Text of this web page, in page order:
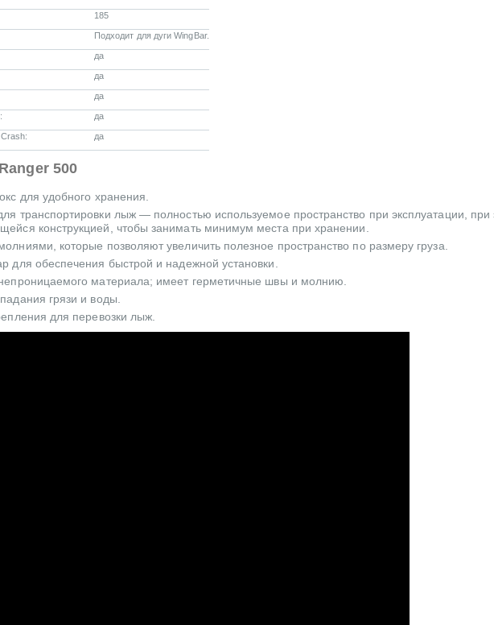
185
Подходит для дуги WingBar.
да
да
да
да
да
500
для удобного хранения.
транспортировки лыж — полностью используемое пространство при эксплуатации, при
конструкцией, чтобы занимать минимум места при хранении.
которые позволяют увеличить полезное пространство по размеру груза.
для обеспечения быстрой и надежной установки.
материала; имеет герметичные швы и молнию.
грязи и воды.
для перевозки лыж.